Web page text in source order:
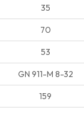
35
70
53
GN 911-M 8-32
159